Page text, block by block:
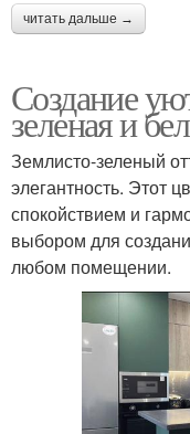
читать дальше →
Создание
зеленая и
Землисто-зеленый
элегантность. Этот
спокойствием и
выбором для
любом помещении.